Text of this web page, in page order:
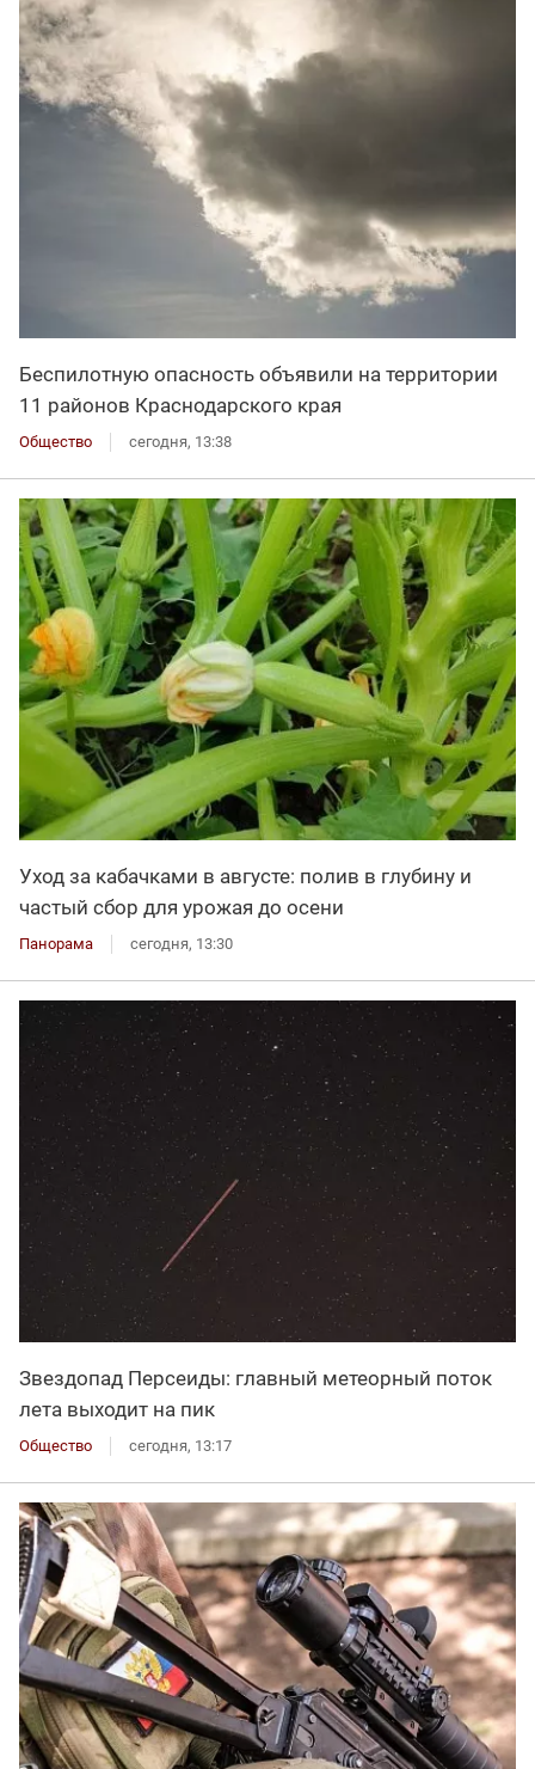
Беспилотную опасность объявили на территории
11 районов Краснодарского края
Общество сегодня, 13:38
Уход за кабачками в августе: полив в глубину и
частый сбор для урожая до осени
Панорама сегодня, 13:30
Звездопад Персеиды: главный метеорный поток
лета выходит на пик
Общество сегодня, 13:17